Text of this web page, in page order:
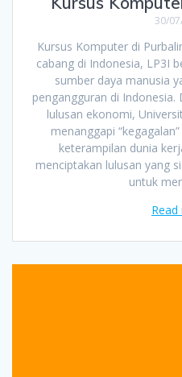
30/
Kursus Komputer di
cabang di Indonesia, LP3I
sumber daya manusia
pengangguran di Indonesia.
lulusan ekonomi,
menanggapi
keterampilan dunia
menciptakan lulusan yang
untuk